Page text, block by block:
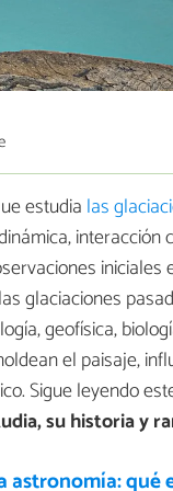
estudia las
interacción
glaciaciones
geofísica,
el paisaje,
Sigue leyendo
su historia y
astronomía: